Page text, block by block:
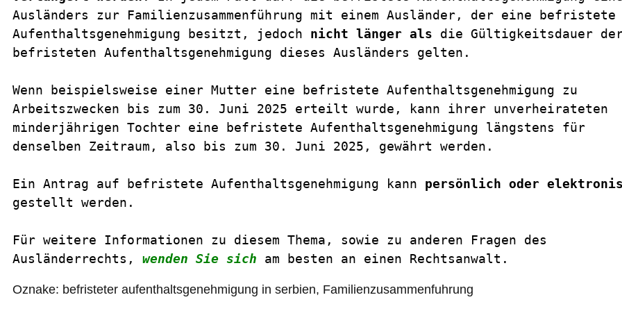
Ausländers zur Familienzusammenführung mit einem Ausländer, der eine befristete
Aufenthaltsgenehmigung besitzt, jedoch nicht länger als die Gültigkeitsdauer
befristeten Aufenthaltsgenehmigung dieses Ausländers gelten.
Wenn beispielsweise einer Mutter eine befristete Aufenthaltsgenehmigung zu
Arbeitszwecken bis zum 30. Juni 2025 erteilt wurde, kann ihrer unverheirateten
minderjährigen Tochter eine befristete Aufenthaltsgenehmigung längstens für
denselben Zeitraum, also bis zum 30. Juni 2025, gewährt werden.
Ein Antrag auf befristete Aufenthaltsgenehmigung kann persönlich oder
gestellt werden.
Für weitere Informationen zu diesem Thema, sowie zu anderen Fragen des
Ausländerrechts, wenden Sie sich am besten an einen Rechtsanwalt.
Oznake: befristeter aufenthaltsgenehmigung in serbien, Familienzusammenfuhrung